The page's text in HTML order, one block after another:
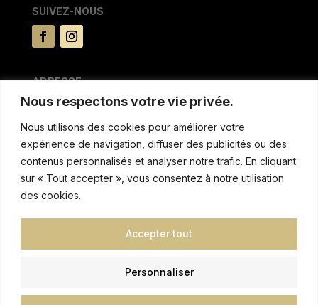
Nous respectons votre vie privée.
Nous utilisons des cookies pour améliorer votre
expérience de navigation, diffuser des publicités ou des
contenus personnalisés et analyser notre trafic. En cliquant
sur « Tout accepter », vous consentez à notre utilisation
des cookies.
Personnaliser
Accepter tout
SUIVEZ-NOUS
ADRESSE
15 rue du Pré la reine
63100 CLERMONT FERRAND
MENTIONS & AUTRES
Politique de confidentialitée
Conditions de location
Réglement intèrieur et tarifs de non respect